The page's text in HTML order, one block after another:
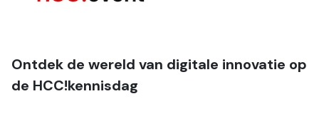
Ontdek de wereld van digitale innovatie op
de HCC!kennisdag